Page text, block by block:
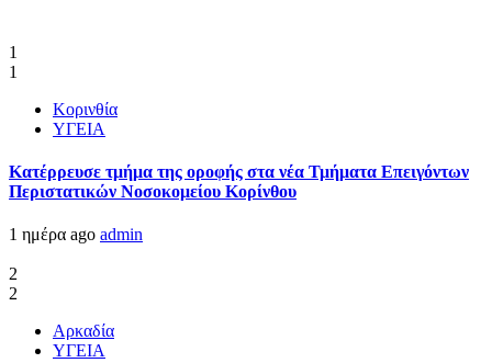
1
1
Κορινθία
ΥΓΕΙΑ
Kατέρρευσε τμήμα της οροφής στα νέα Τμήματα Επειγόντων
Περιστατικών Νοσοκομείου Κορίνθου
1 ημέρα ago admin
2
2
Αρκαδία
ΥΓΕΙΑ